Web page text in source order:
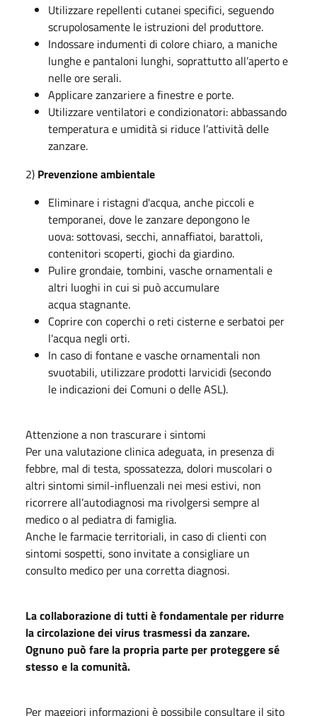
Utilizzare repellenti cutanei specifici, seguendo
scrupolosamente le istruzioni del produttore.
Indossare indumenti di colore chiaro, a maniche
lunghe e pantaloni lunghi, soprattutto all’aperto e
nelle ore serali.
Applicare zanzariere a finestre e porte.
Utilizzare ventilatori e condizionatori: abbassando
temperatura e umidità si riduce l’attività delle
zanzare.
2) Prevenzione ambientale
Eliminare i ristagni d'acqua, anche piccoli e
temporanei, dove le zanzare depongono le
uova: sottovasi, secchi, annaffiatoi, barattoli,
contenitori scoperti, giochi da giardino.
Pulire grondaie, tombini, vasche ornamentali e
altri luoghi in cui si può accumulare
acqua stagnante.
Coprire con coperchi o reti cisterne e serbatoi per
l'acqua negli orti.
In caso di fontane e vasche ornamentali non
svuotabili, utilizzare prodotti larvicidi (secondo
le indicazioni dei Comuni o delle ASL).
Attenzione a non trascurare i sintomi
Per una valutazione clinica adeguata, in presenza di
febbre, mal di testa, spossatezza, dolori muscolari o
altri sintomi simil-influenzali nei mesi estivi, non
ricorrere all’autodiagnosi ma rivolgersi sempre al
medico o al pediatra di famiglia.
Anche le farmacie territoriali, in caso di clienti con
sintomi sospetti, sono invitate a consigliare un
consulto medico per una corretta diagnosi.
La collaborazione di tutti è fondamentale per ridurre
la circolazione dei virus trasmessi da zanzare.
Ognuno può fare la propria parte per proteggere sé
stesso e la comunità.
Per maggiori informazioni è possibile consultare il sito